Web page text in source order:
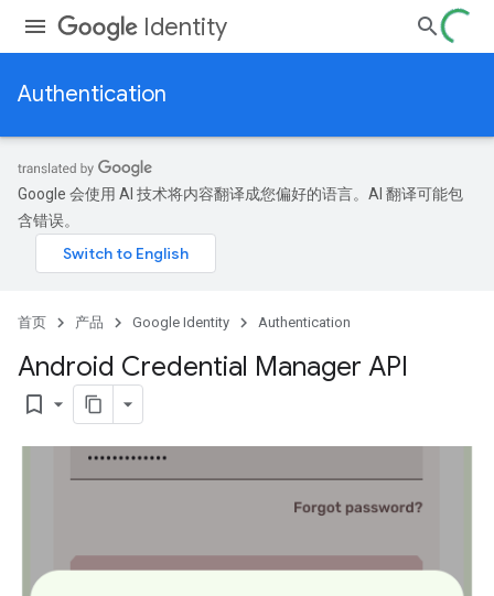
Identity
Authentication
Google 会使用 AI 技术将内容翻译成您偏好的语言。AI 翻译可能包
含错误。
首页 产品 Google Identity Authentication
Android Credential Manager API
bookmark_border